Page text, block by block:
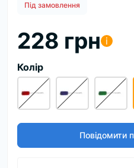
Під замовлення
i
228 грн
Колір
Повідомити